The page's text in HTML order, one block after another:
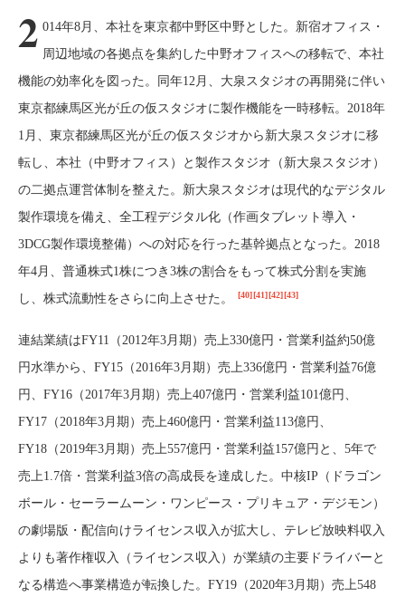
2 014年8月、本社を東京都中野区中野とした。新宿オフィス・
周辺地域の各拠点を集約した中野オフィスへの移転で、本社
機能の効率化を図った。同年12月、大泉スタジオの再開発に伴い
東京都練馬区光が丘の仮スタジオに製作機能を一時移転。2018年
1月、東京都練馬区光が丘の仮スタジオから新大泉スタジオに移
転し、本社（中野オフィス）と製作スタジオ（新大泉スタジオ）
の二拠点運営体制を整えた。新大泉スタジオは現代的なデジタル
製作環境を備え、全工程デジタル化（作画タブレット導入・
3DCG製作環境整備）への対応を行った基幹拠点となった。2018
年4月、普通株式1株につき3株の割合をもって株式分割を実施
し、株式流動性をさらに向上させた。
[40][41][42][43]
連結業績はFY11（2012年3月期）売上330億円・営業利益約50億
円水準から、FY15（2016年3月期）売上336億円・営業利益76億
円、FY16（2017年3月期）売上407億円・営業利益101億円、
FY17（2018年3月期）売上460億円・営業利益113億円、
FY18（2019年3月期）売上557億円・営業利益157億円と、5年で
売上1.7倍・営業利益3倍の高成長を達成した。中核IP（ドラゴン
ボール・セーラームーン・ワンピース・プリキュア・デジモン）
の劇場版・配信向けライセンス収入が拡大し、テレビ放映料収入
よりも著作権収入（ライセンス収入）が業績の主要ドライバーと
なる構造へ事業構造が転換した。FY19（2020年3月期）売上548